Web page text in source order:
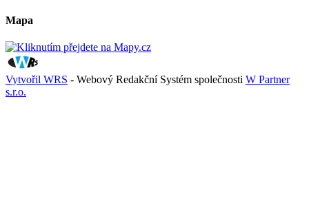
Mapa
Vytvořil WRS - Webový Redakční Systém společnosti W Partner
s.r.o.